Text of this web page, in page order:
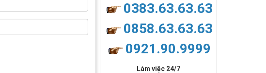
0383.63.63.63
0858.63.63.63
0921.90.9999
Làm việc 24/7